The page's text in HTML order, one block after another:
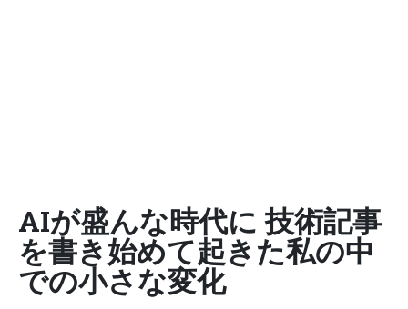
AIが盛んな時代に 技術記事
を書き始めて起きた私の中
での小さな変化